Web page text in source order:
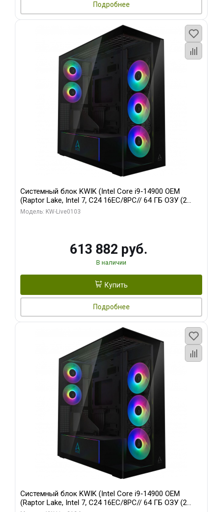
Подробнее
Системный блок KWIK (Intel Core i9-14900 OEM
(Raptor Lake, Intel 7, C24 16EC/8PC// 64 ГБ ОЗУ (2
модуля)/ Afox RTX4090 24GB GDDR6X 384-Bit 3xDP
Модель: KW-Live0103
613 882 руб.
В наличии
Купить
Подробнее
Системный блок KWIK (Intel Core i9-14900 OEM
(Raptor Lake, Intel 7, C24 16EC/8PC// 64 ГБ ОЗУ (2